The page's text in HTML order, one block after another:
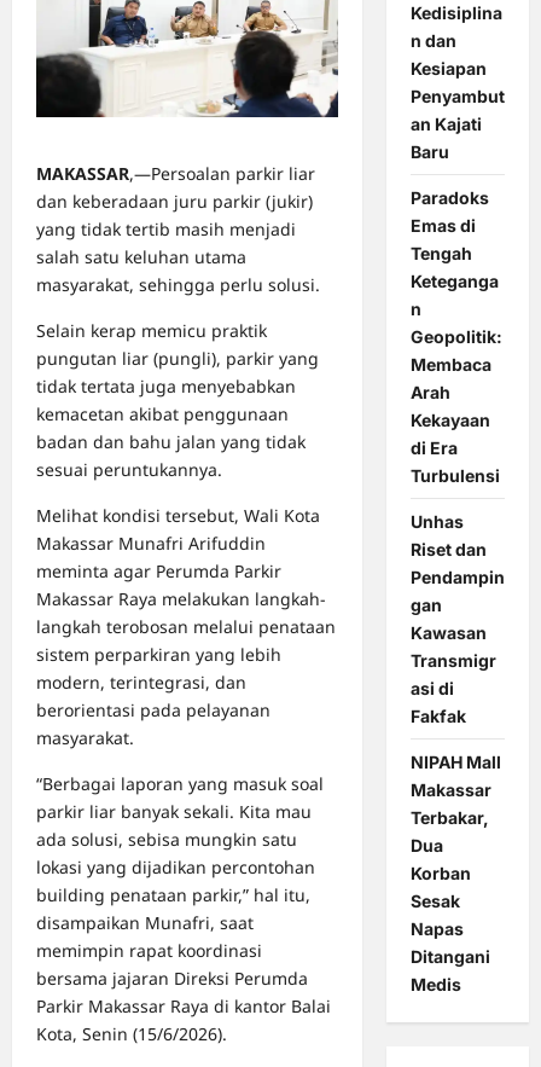
MAKASSAR,—Persoalan parkir liar
dan keberadaan juru parkir (jukir)
yang tidak tertib masih menjadi
salah satu keluhan utama
masyarakat, sehingga perlu solusi.
Selain kerap memicu praktik
pungutan liar (pungli), parkir yang
tidak tertata juga menyebabkan
kemacetan akibat penggunaan
badan dan bahu jalan yang tidak
sesuai peruntukannya.
Melihat kondisi tersebut, Wali Kota
Makassar Munafri Arifuddin
meminta agar Perumda Parkir
Makassar Raya melakukan langkah-
langkah terobosan melalui penataan
sistem perparkiran yang lebih
modern, terintegrasi, dan
berorientasi pada pelayanan
masyarakat.
“Berbagai laporan yang masuk soal
parkir liar banyak sekali. Kita mau
ada solusi, sebisa mungkin satu
lokasi yang dijadikan percontohan
building penataan parkir,” hal itu,
disampaikan Munafri, saat
memimpin rapat koordinasi
bersama jajaran Direksi Perumda
Parkir Makassar Raya di kantor Balai
Kota, Senin (15/6/2026).
Kedisiplina
n dan
Kesiapan
Penyambut
an Kajati
Baru
Paradoks
Emas di
Tengah
Keteganga
n
Geopolitik:
Membaca
Arah
Kekayaan
di Era
Turbulensi
Unhas
Riset dan
Pendampin
gan
Kawasan
Transmigr
asi di
Fakfak
NIPAH Mall
Makassar
Terbakar,
Dua
Korban
Sesak
Napas
Ditangani
Medis